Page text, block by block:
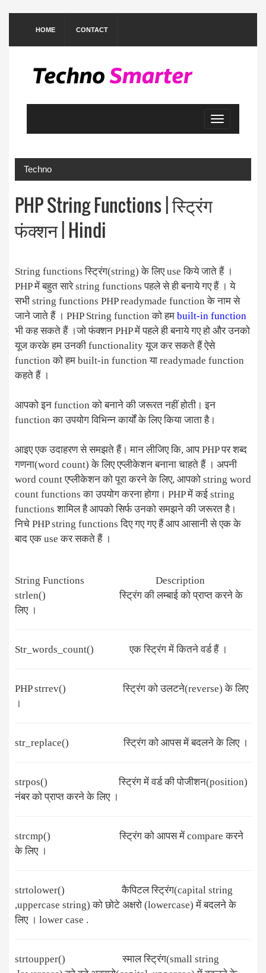
HOME CONTACT
Toggle
navigation
Techno
PHP String Functions | स्ट्रिंग
फंक्शन | Hindi
String functions स्ट्रिंग(string) के लिए use किये जाते हैं ।
PHP में बहुत सारे string functions पहले से ही बनाये गए हैं । ये
सभी string functions PHP readymade function के नाम से
जाने जाते हैं । PHP String function को हम built-in function
भी कह सकते हैं ।जो फंक्शन PHP में पहले ही बनाये गए हो और उनको
यूज करके हम उनकी functionality यूज कर सकते हैं ऐसे
function को हम built-in function या readymade function
कहते हैं ।
आपको इन function को बनाने की जरूरत नहीं होती। इन
function का उपयोग विभिन्न कार्यों के लिए किया जाता है।
आइए एक उदाहरण से समझते हैं। मान लीजिए कि, आप PHP पर शब्द
गणना(word count) के लिए एप्लीकेशन बनाना चाहते हैं । अपनी
word count एप्लीकेशन को पूरा करने के लिए, आपको string word
count functions का उपयोग करना होगा। PHP में कई string
functions शामिल है आपको सिर्फ उनको समझने की जरूरत है।
निचे PHP string functions दिए गए गए हैं आप आसानी से एक के
बाद एक use कर सकते हैं ।
String Functions Description
strlen() स्ट्रिंग की लम्बाई को प्राप्त करने के
लिए ।
Str_words_count() एक स्ट्रिंग में कितने वर्ड हैं ।
PHP strrev() स्ट्रिंग को उलटने(reverse) के लिए
।
str_replace() स्ट्रिंग को आपस में बदलने के लिए ।
strpos() स्ट्रिंग में वर्ड की पोजीशन(position)
नंबर को प्राप्त करने के लिए ।
strcmp() स्ट्रिंग को आपस में compare करने
के लिए ।
strtolower() कैपिटल स्ट्रिंग(capital string
,uppercase string) को छोटे अक्षरो (lowercase) में बदलने के
लिए । lower case .
strtoupper() स्माल स्ट्रिंग(small string